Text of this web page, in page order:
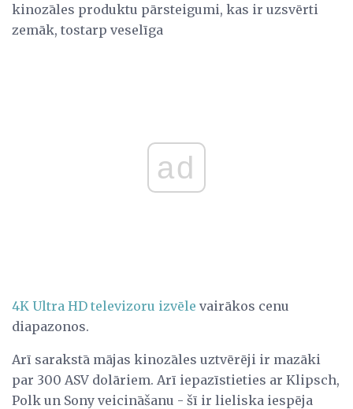
kinozāles produktu pārsteigumi, kas ir uzsvērti
zemāk, tostarp veselīga
ad
4K Ultra HD televizoru izvēle vairākos cenu
diapazonos.
Arī sarakstā mājas kinozāles uztvērēji ir mazāki
par 300 ASV dolāriem. Arī iepazīstieties ar Klipsch,
Polk un Sony veicināšanu - šī ir lieliska iespēja